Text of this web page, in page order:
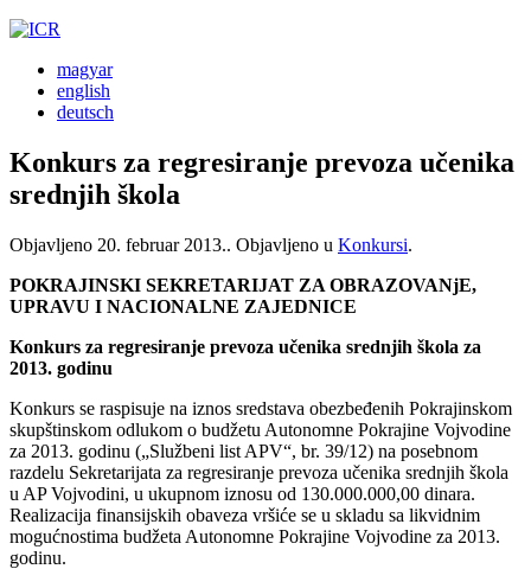
magyar
english
deutsch
Konkurs za regresiranje prevoza učenika
srednjih škola
Objavljeno 20. februar 2013.. Objavljeno u Konkursi.
POKRAJINSKI SEKRETARIJAT ZA OBRAZOVANjE,
UPRAVU I NACIONALNE ZAJEDNICE
Konkurs za regresiranje prevoza učenika srednjih škola za
2013. godinu
Konkurs se raspisuje na iznos sredstava obezbeđenih Pokrajinskom
skupštinskom odlukom o budžetu Autonomne Pokrajine Vojvodine
za 2013. godinu („Službeni list APV“, br. 39/12) na posebnom
razdelu Sekretarijata za regresiranje prevoza učenika srednjih škola
u AP Vojvodini, u ukupnom iznosu od 130.000.000,00 dinara.
Realizacija finansijskih obaveza vršiće se u skladu sa likvidnim
mogućnostima budžeta Autonomne Pokrajine Vojvodine za 2013.
godinu.